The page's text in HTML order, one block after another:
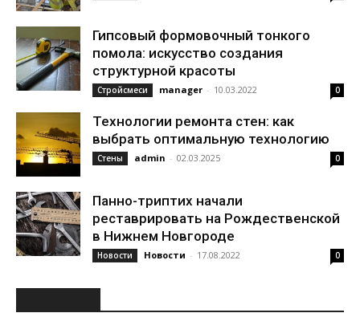
Гипсовый формовочный тонкого
помола: искусство создания
структурной красоты
Стройсмеси manager - 10.03.2022 0
Технологии ремонта стен: как
выбрать оптимальную технологию
Стены admin - 02.03.2025 0
Панно-триптих начали
реставрировать на Рождественской
в Нижнем Новгороде
Новости Новости - 17.08.2022 0